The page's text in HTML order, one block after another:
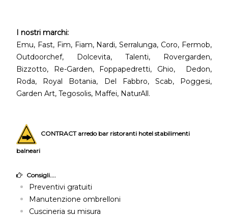
I nostri marchi:
Emu, Fast, Fim, Fiam, Nardi, Serralunga, Coro, Fermob,
Outdoorchef, Dolcevita, Talenti, Rovergarden,
Bizzotto, Re-Garden, Foppapedretti, Ghio, Dedon,
Roda, Royal Botania, Del Fabbro, Scab, Poggesi,
Garden Art, Tegosolis, Maffei, NaturAll.
CONTRACT arredo bar ristoranti hotel stabilimenti
balneari
Consigli....
Preventivi gratuiti
Manutenzione ombrelloni
Cuscineria su misura